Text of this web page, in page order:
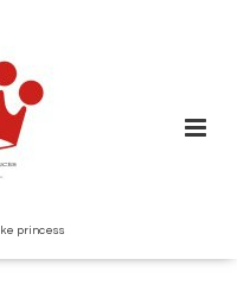
princess